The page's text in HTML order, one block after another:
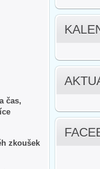
čas,
zkoušek